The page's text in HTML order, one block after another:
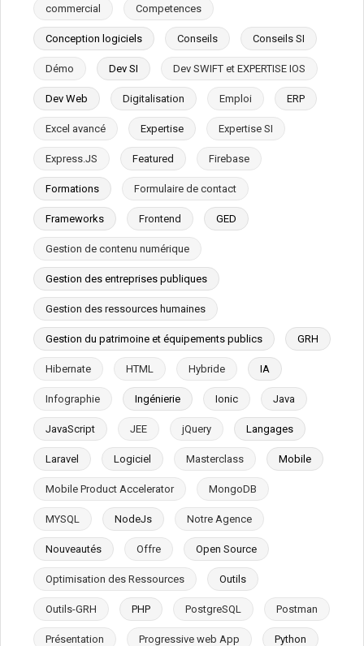
commercial Competences
Conception logiciels Conseils Conseils SI
Démo Dev SI Dev SWIFT et EXPERTISE IOS
Dev Web Digitalisation Emploi ERP
Excel avancé Expertise Expertise SI
Express.JS Featured Firebase
Formations Formulaire de contact
Frameworks Frontend GED
Gestion de contenu numérique
Gestion des entreprises publiques
Gestion des ressources humaines
Gestion du patrimoine et équipements publics GRH
Hibernate HTML Hybride IA
Infographie Ingénierie Ionic Java
JavaScript JEE jQuery Langages
Laravel Logiciel Masterclass Mobile
Mobile Product Accelerator MongoDB
MYSQL NodeJs Notre Agence
Nouveautés Offre Open Source
Optimisation des Ressources Outils
Outils-GRH PHP PostgreSQL Postman
Présentation Progressive web App Python